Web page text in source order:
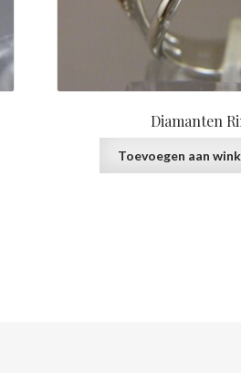
Diamanten
Toevoegen aan